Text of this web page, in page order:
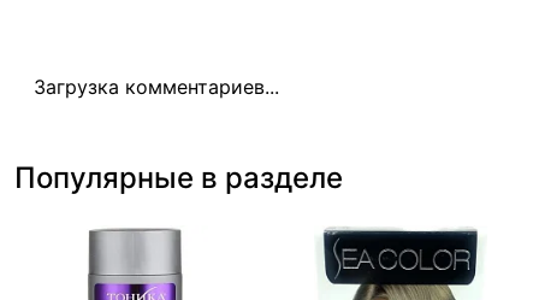
Загрузка комментариев...
Популярные в разделе